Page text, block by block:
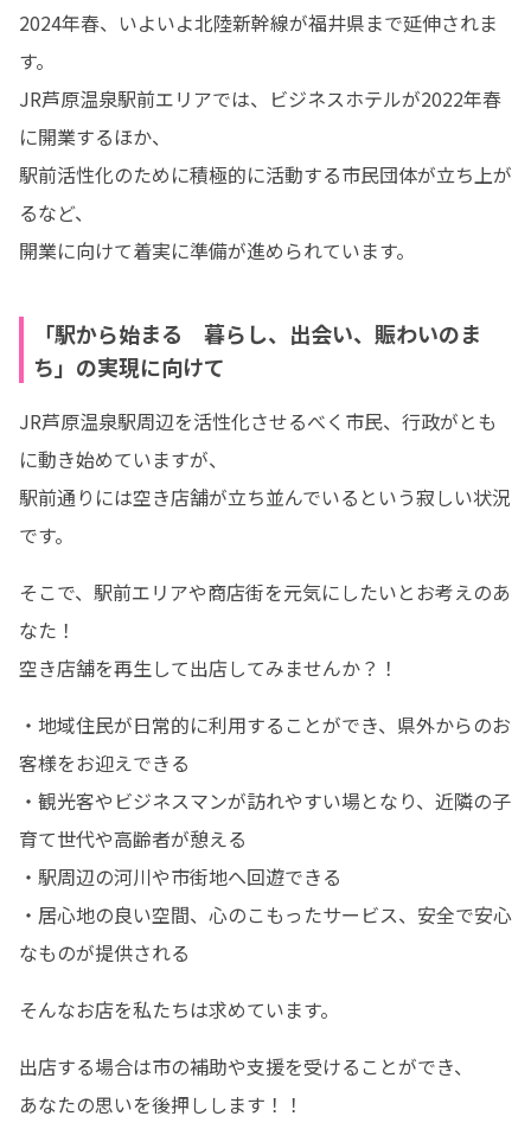
2024年春、いよいよ北陸新幹線が福井県まで延伸されま
す。
JR芦原温泉駅前エリアでは、ビジネスホテルが2022年春
に開業するほか、
駅前活性化のために積極的に活動する市民団体が立ち上が
るなど、
開業に向けて着実に準備が進められています。
「駅から始まる 暮らし、出会い、賑わいのま
ち」の実現に向けて
JR芦原温泉駅周辺を活性化させるべく市民、行政がとも
に動き始めていますが、
駅前通りには空き店舗が立ち並んでいるという寂しい状況
です。
そこで、駅前エリアや商店街を元気にしたいとお考えのあ
なた！
空き店舗を再生して出店してみませんか？！
・地域住民が日常的に利用することができ、県外からのお
客様をお迎えできる
・観光客やビジネスマンが訪れやすい場となり、近隣の子
育て世代や高齢者が憩える
・駅周辺の河川や市街地へ回遊できる
・居心地の良い空間、心のこもったサービス、安全で安心
なものが提供される
そんなお店を私たちは求めています。
出店する場合は市の補助や支援を受けることができ、
あなたの思いを後押しします！！